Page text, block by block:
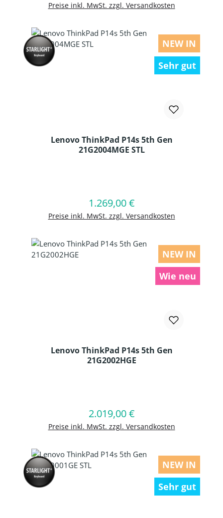
Preise inkl. MwSt. zzgl. Versandkosten
NEW IN
Sehr gut
Lenovo ThinkPad P14s 5th Gen
21G2004MGE STL
Regulärer Preis:
1.269,00 €
Preise inkl. MwSt. zzgl. Versandkosten
In den Warenkorb
NEW IN
Wie neu
Lenovo ThinkPad P14s 5th Gen
21G2002HGE
Regulärer Preis:
2.019,00 €
Preise inkl. MwSt. zzgl. Versandkosten
In den Warenkorb
NEW IN
Sehr gut